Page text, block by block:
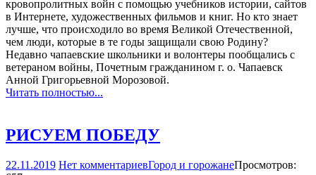
кровопролитных войн с помощью учебников истории, сайтов
в Интернете, художественных фильмов и книг. Но кто знает
лучше, что происходило во время Великой Отечественной,
чем люди, которые в те годы защищали свою Родину?
Недавно чапаевские школьники и волонтеры пообщались с
ветераном войны, Почетным гражданином г. о. Чапаевск
Анной Григорьевной Морозовой.
Читать полностью...
РИСУЕМ ПОБЕДУ
22.11.2019 Нет комментариевГород и горожанеПросмотров: